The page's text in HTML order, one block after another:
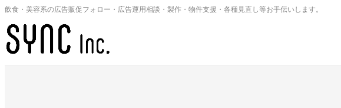
内
容
を
ス
飲食・美容系の広告販促フォロー・広告運用相談・製作・物件支援・各種見直し等お手伝いします。